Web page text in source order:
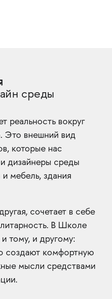
среды
реальность вокруг
Это внешний вид
которые нас
дизайнеры среды
мебель, здания
сочетает в себе
В Школе
тому, и другому:
создают комфортную
мысли средствами